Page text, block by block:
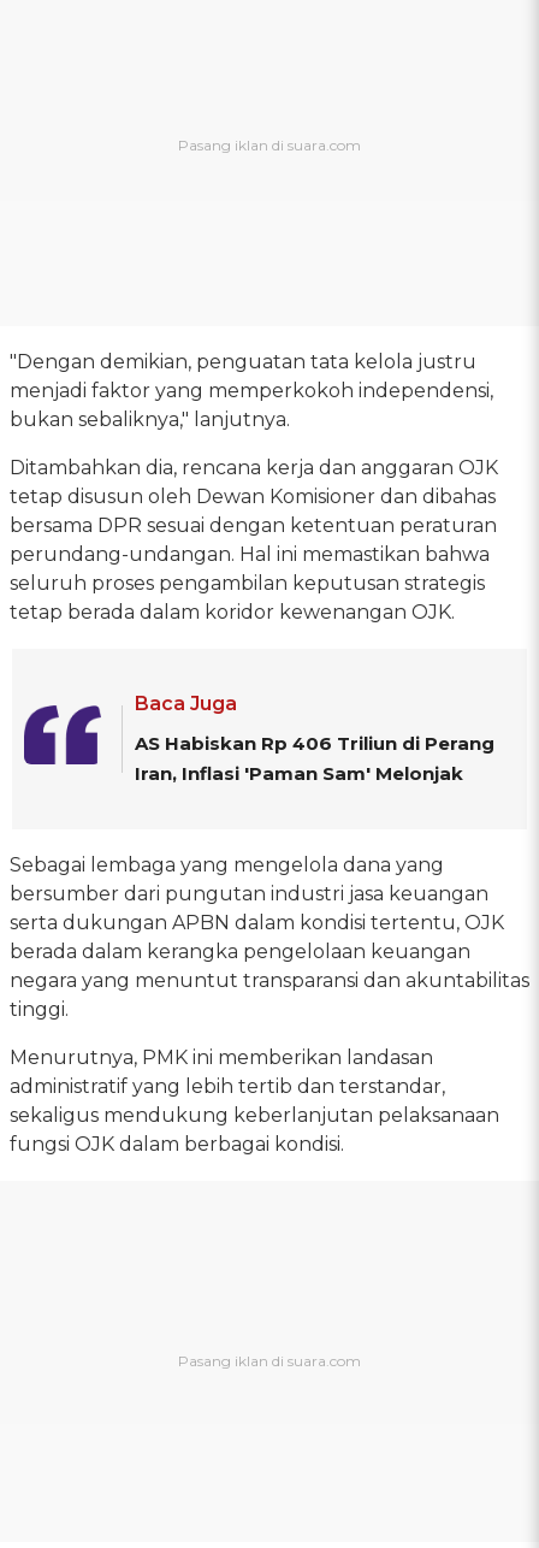
"Dengan demikian, penguatan tata kelola justru
menjadi faktor yang memperkokoh independensi,
bukan sebaliknya," lanjutnya.
Ditambahkan dia, rencana kerja dan anggaran OJK
tetap disusun oleh Dewan Komisioner dan dibahas
bersama DPR sesuai dengan ketentuan peraturan
perundang-undangan. Hal ini memastikan bahwa
seluruh proses pengambilan keputusan strategis
tetap berada dalam koridor kewenangan OJK.
Baca Juga
AS Habiskan Rp 406 Triliun di Perang
Iran, Inflasi 'Paman Sam' Melonjak
Sebagai lembaga yang mengelola dana yang
bersumber dari pungutan industri jasa keuangan
serta dukungan APBN dalam kondisi tertentu, OJK
berada dalam kerangka pengelolaan keuangan
negara yang menuntut transparansi dan akuntabilitas
tinggi.
Menurutnya, PMK ini memberikan landasan
administratif yang lebih tertib dan terstandar,
sekaligus mendukung keberlanjutan pelaksanaan
fungsi OJK dalam berbagai kondisi.